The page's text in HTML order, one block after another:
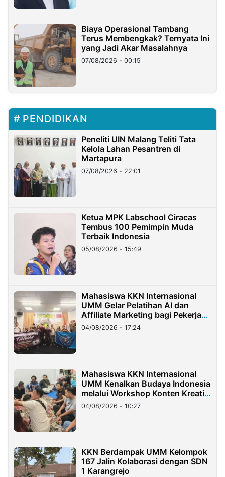
Biaya Operasional Tambang
Terus Membengkak? Ternyata Ini
yang Jadi Akar Masalahnya
07/08/2026 - 00:15
PENDIDIKAN
Peneliti UIN Malang Teliti Tata
Kelola Lahan Pesantren di
Martapura
07/08/2026 - 22:01
Ketua MPK Labschool Ciracas
Tembus 100 Pemimpin Muda
Terbaik Indonesia
05/08/2026 - 15:49
Mahasiswa KKN Internasional
UMM Gelar Pelatihan AI dan
Affiliate Marketing bagi Pekerja
Migran Indonesia di Taiwan
04/08/2026 - 17:24
Mahasiswa KKN Internasional
UMM Kenalkan Budaya Indonesia
melalui Workshop Konten Kreatif
di Taiwan
04/08/2026 - 10:27
KKN Berdampak UMM Kelompok
167 Jalin Kolaborasi dengan SDN
1 Karangrejo